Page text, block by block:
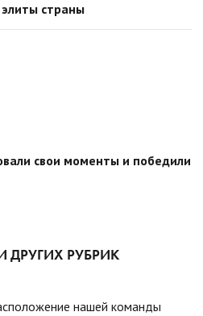
страны
свои моменты и победили
ДРУГИХ РУБРИК
нашей команды